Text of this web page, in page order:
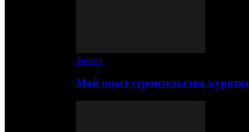
Ферма
Мой опыт строительства